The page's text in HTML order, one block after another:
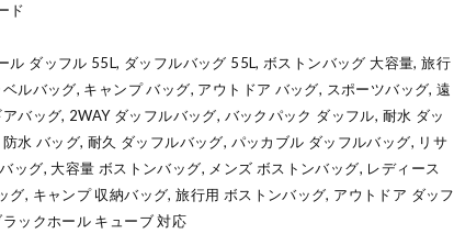
ド
ル ダッフル 55L, ダッフルバッグ 55L, ボストンバッグ 大容量, 旅行
ルバッグ, キャンプ バッグ, アウトドア バッグ, スポーツバッグ, 遠
バッグ, 2WAY ダッフルバッグ, バックパック ダッフル, 耐水 ダッ
水 バッグ, 耐久 ダッフルバッグ, パッカブル ダッフルバッグ, リサ
ッグ, 大容量 ボストンバッグ, メンズ ボストンバッグ, レディース
グ, キャンプ 収納バッグ, 旅行用 ボストンバッグ, アウトドア ダッフ
ックホール キューブ 対応